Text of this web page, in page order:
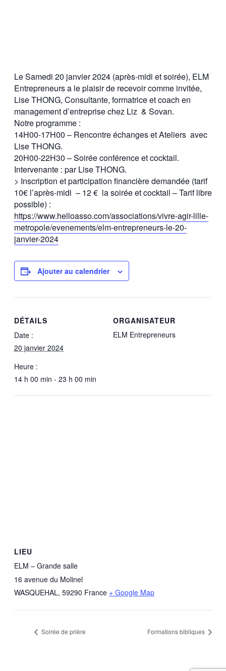
Le Samedi 20 janvier 2024 (après-midi et soirée), ELM
Entrepreneurs a le plaisir de recevoir comme invitée,
Lise THONG, Consultante, formatrice et coach en
management d’entreprise chez Liz & Sovan.
Notre programme :
14H00-17H00 – Rencontre échanges et Ateliers avec
Lise THONG.
20H00-22H30 – Soirée conférence et cocktail.
Intervenante : par Lise THONG.
> Inscription et participation financière demandée (tarif
10€ l’après-midi – 12 € la soirée et cocktail – Tarif libre
possible) :
https://www.helloasso.com/associations/vivre-agir-lille-
metropole/evenements/elm-entrepreneurs-le-20-
janvier-2024
Ajouter au calendrier
DÉTAILS
Date :
20 janvier 2024
Heure :
14 h 00 min - 23 h 00 min
ORGANISATEUR
ELM Entrepreneurs
LIEU
ELM – Grande salle
16 avenue du Molinel
WASQUEHAL, 59290 France + Google Map
Soirée de prière Formations bibliques